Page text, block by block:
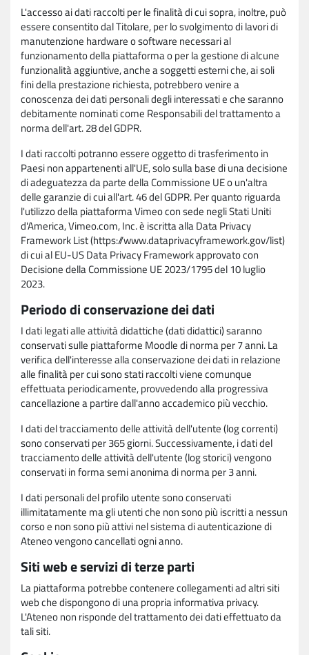
L'accesso ai dati raccolti per le finalità di cui sopra, inoltre, può
essere consentito dal Titolare, per lo svolgimento di lavori di
manutenzione hardware o software necessari al
funzionamento della piattaforma o per la gestione di alcune
funzionalità aggiuntive, anche a soggetti esterni che, ai soli
fini della prestazione richiesta, potrebbero venire a
conoscenza dei dati personali degli interessati e che saranno
debitamente nominati come Responsabili del trattamento a
norma dell'art. 28 del GDPR.
I dati raccolti potranno essere oggetto di trasferimento in
Paesi non appartenenti all'UE, solo sulla base di una decisione
di adeguatezza da parte della Commissione UE o un'altra
delle garanzie di cui all'art. 46 del GDPR. Per quanto riguarda
l'utilizzo della piattaforma Vimeo con sede negli Stati Uniti
d'America, Vimeo.com, Inc. è iscritta alla Data Privacy
Framework List (https://www.dataprivacyframework.gov/list)
di cui al EU-US Data Privacy Framework approvato con
Decisione della Commissione UE 2023/1795 del 10 luglio
2023.
Periodo di conservazione dei dati
I dati legati alle attività didattiche (dati didattici) saranno
conservati sulle piattaforme Moodle di norma per 7 anni. La
verifica dell'interesse alla conservazione dei dati in relazione
alle finalità per cui sono stati raccolti viene comunque
effettuata periodicamente, provvedendo alla progressiva
cancellazione a partire dall'anno accademico più vecchio.
I dati del tracciamento delle attività dell'utente (log correnti)
sono conservati per 365 giorni. Successivamente, i dati del
tracciamento delle attività dell'utente (log storici) vengono
conservati in forma semi anonima di norma per 3 anni.
I dati personali del profilo utente sono conservati
illimitatamente ma gli utenti che non sono più iscritti a nessun
corso e non sono più attivi nel sistema di autenticazione di
Ateneo vengono cancellati ogni anno.
Siti web e servizi di terze parti
La piattaforma potrebbe contenere collegamenti ad altri siti
web che dispongono di una propria informativa privacy.
L'Ateneo non risponde del trattamento dei dati effettuato da
tali siti.